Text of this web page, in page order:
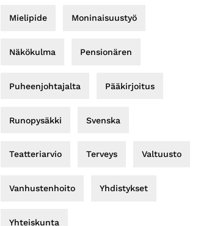
Mielipide Moninaisuustyö
Näkökulma Pensionären
Puheenjohtajalta Pääkirjoitus
Runopysäkki Svenska
Teatteriarvio Terveys Valtuusto
Vanhustenhoito Yhdistykset
Yhteiskunta